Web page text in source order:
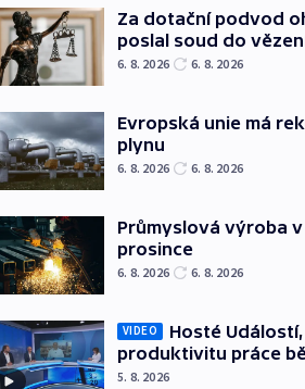
Za dotační podvod
poslal soud do
6. 8. 2026 6. 8. 2026
Evropská unie má
plynu
6. 8. 2026 6. 8. 2026
Průmyslová výroba
prosince
6. 8. 2026 6. 8. 2026
VIDEO
Hosté
produktivitu práce
5. 8. 2026